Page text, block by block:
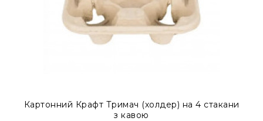
Картонний Крафт Тримач (холдер) на 4 стакани
з кавою